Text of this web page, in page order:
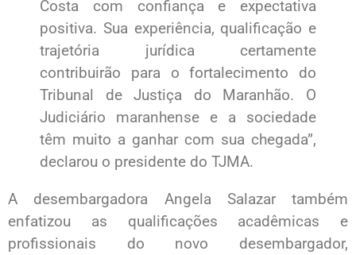
Costa com confiança e expectativa
positiva. Sua experiência, qualificação e
trajetória jurídica certamente
contribuirão para o fortalecimento do
Tribunal de Justiça do Maranhão. O
Judiciário maranhense e a sociedade
têm muito a ganhar com sua chegada”,
declarou o presidente do TJMA.
A desembargadora Angela Salazar também
enfatizou as qualificações acadêmicas e
profissionais do novo desembargador,